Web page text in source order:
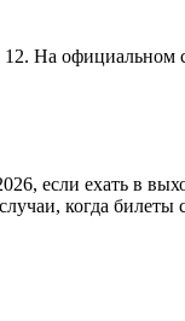
На официальном
если ехать в
когда